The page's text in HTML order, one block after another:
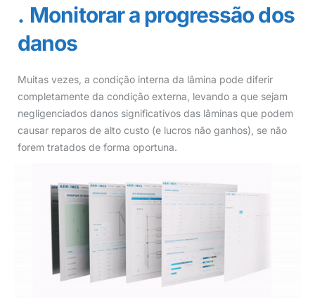
Monitorar a progressão dos
danos
Muitas vezes, a condição interna da lâmina pode diferir
completamente da condição externa, levando a que sejam
negligenciados danos significativos das lâminas que podem
causar reparos de alto custo (e lucros não ganhos), se não
forem tratados de forma oportuna.